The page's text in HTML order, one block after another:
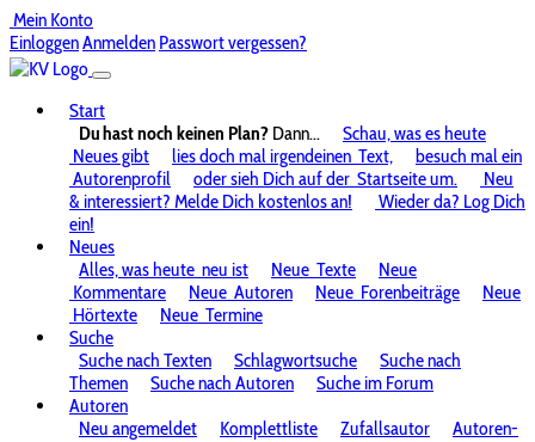
Mein Konto
EinloggenAnmelden Passwort vergessen?
Start
Du hast noch keinen Plan? Dann...
Schau, was es heute
Neues gibt
lies doch mal irgendeinen Text,
besuch mal ein
Autorenprofil
oder sieh Dich auf der Startseite um.
Neu
& interessiert? Melde Dich kostenlos an!
Wieder da? Log Dich
ein!
Neues
Alles, was heute neu ist Neue Texte
Neue
Kommentare
Neue Autoren Neue Forenbeiträge
Neue
Hörtexte
Neue Termine
Suche
Suche nach Texten
Schlagwortsuche
Suche nach
Themen
Suche nach Autoren
Suche im Forum
Autoren
Neu angemeldet
Komplettliste Zufallsautor
Autoren-